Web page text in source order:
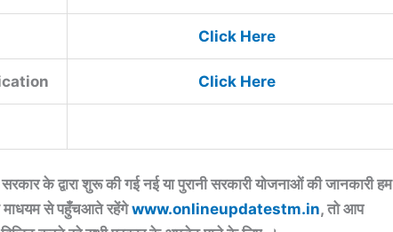
Click Here
Click Here
के द्वारा शुरू की गई नई या पुरानी सरकारी योजनाओं की जानकारी हम
से पहुँचआते रहेंगेwww.onlineupdatestm.in, तो आप